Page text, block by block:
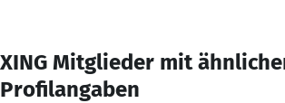
XING Mitglieder mit
Profilangaben